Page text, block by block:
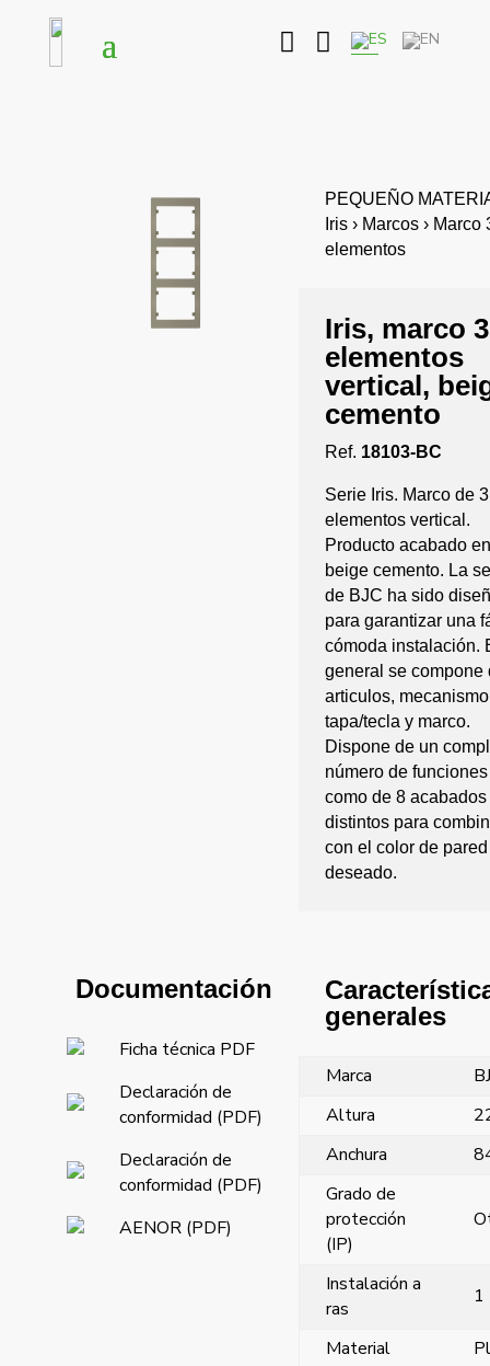
 
PEQUEÑO
Iris › Marcos › Marco
elementos
Iris, marco 3
elementos
vertical,
cemento
Ref. 18103-BC
Serie Iris. Marco de 3
elementos vertical.
Producto acabado
beige cemento. La
de BJC ha sido
para garantizar una
cómoda instalación.
general se compone
articulos,
tapa/tecla y marco.
Dispone de un
número de
como de 8 acabados
distintos para
con el color de pared
deseado.
Documentación
Ficha técnica PDF
Declaración de
conformidad (PDF)
Declaración de
conformidad (PDF)
AENOR (PDF)
generales
Marca
Altura
Anchura
Grado de
protección
(IP)
Instalación a
ras
1
Material